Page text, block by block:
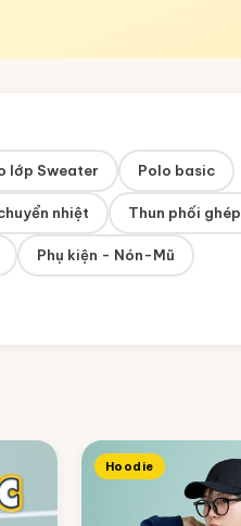
lớp Sweater Polo basic
nhiệt Thun phối ghép
Phụ kiện - Nón-Mũ
Hoodie